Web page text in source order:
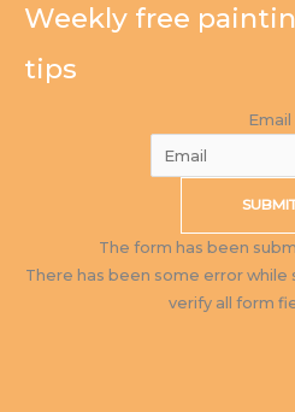
Weekly free
tips
Email
The form has been
There has been some error
verify all form